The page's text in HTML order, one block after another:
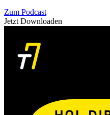
Zum Podcast
Jetzt Downloaden